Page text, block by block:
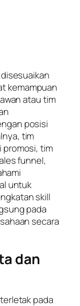
kemampuan
atau tim
posisi
tim
promosi, tim
funnel,
untuk
skill
pada
secara
dan
pada